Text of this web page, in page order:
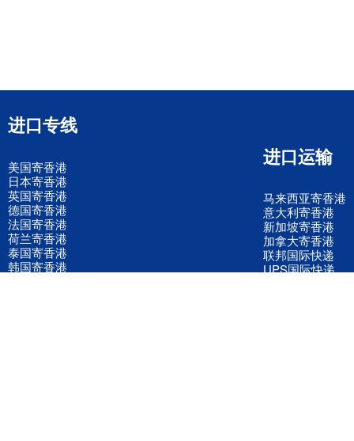
进口专线
美国寄香港
日本寄香港
英国寄香港
德国寄香港
法国寄香港
荷兰寄香港
泰国寄香港
韩国寄香港
进口运输
马来西亚寄香港
意大利寄香港
新加坡寄香港
加拿大寄香港
联邦国际快递
UPS国际快递